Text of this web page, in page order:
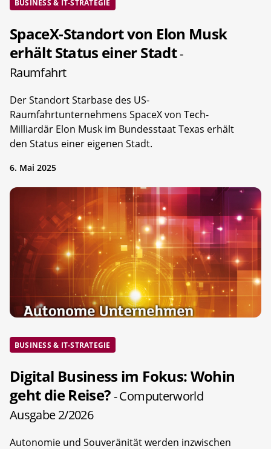
BUSINESS & IT-STRATEGIE
SpaceX-Standort von Elon Musk
erhält Status einer Stadt-
Raumfahrt
Der Standort Starbase des US-
Raumfahrtunternehmens SpaceX von Tech-
Milliardär Elon Musk im Bundesstaat Texas erhält
den Status einer eigenen Stadt.
6. Mai 2025
BUSINESS & IT-STRATEGIE
Digital Business im Fokus: Wohin
geht die Reise?- Computerworld
Ausgabe 2/2026
Autonomie und Souveränität werden inzwischen